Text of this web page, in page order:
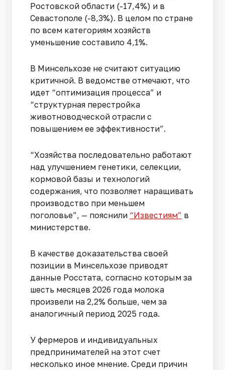
Ростовской области (-17,4%) и в
Севастополе (-8,3%). В целом по стране
по всем категориям хозяйств
уменьшение составило 4,1%.
В Минсельхозе не считают ситуацию
критичной. В ведомстве отмечают, что
идет “оптимизация процесса” и
“структурная перестройка
животноводческой отрасли с
повышением ее эффективности”.
“Хозяйства последовательно работают
над улучшением генетики, селекции,
кормовой базы и технологий
содержания, что позволяет наращивать
производство при меньшем
поголовье”, — пояснили “Известиям” в
министерстве.
В качестве доказательства своей
позиции в Минсельхозе приводят
данные Росстата, согласно которым за
шесть месяцев 2026 года молока
произвели на 2,2% больше, чем за
аналогичный период 2025 года.
У фермеров и индивидуальных
предпринимателей на этот счет
несколько иное мнение. Среди причин